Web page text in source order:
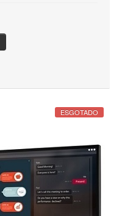
ESGOTADO